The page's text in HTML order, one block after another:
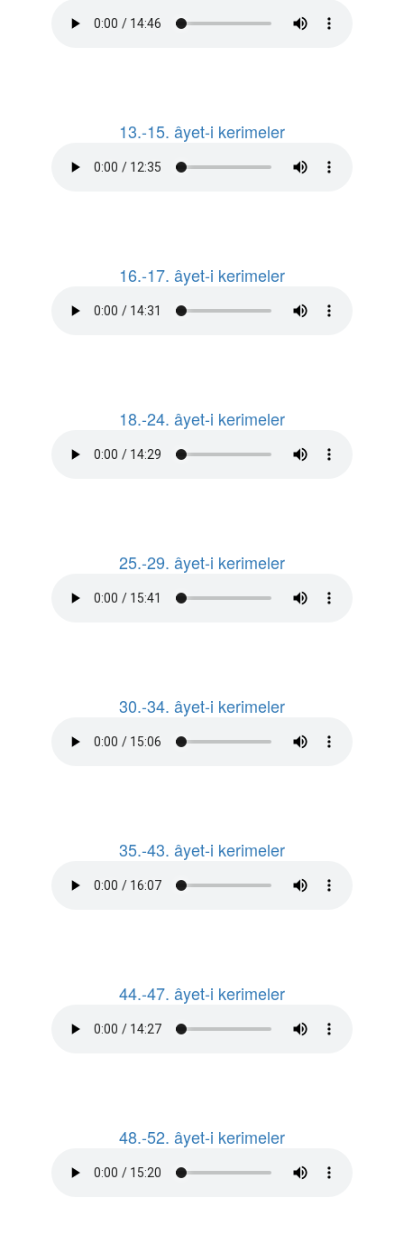
13.-15. âyet-i kerimeler
16.-17. âyet-i kerimeler
18.-24. âyet-i kerimeler
25.-29. âyet-i kerimeler
30.-34. âyet-i kerimeler
35.-43. âyet-i kerimeler
44.-47. âyet-i kerimeler
48.-52. âyet-i kerimeler